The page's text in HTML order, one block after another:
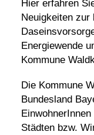
Hier erfahren
Neuigkeiten zur
Energiewende
Kommune
Die Kommune
Bundesland
Städten bzw.